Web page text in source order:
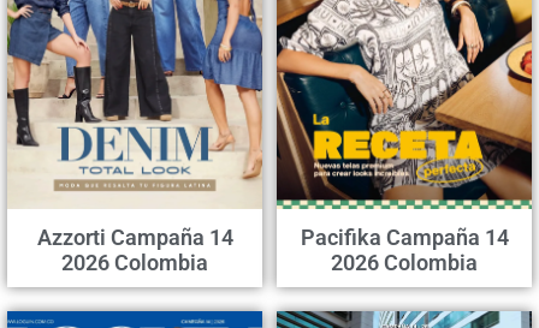
Azzorti Campaña 14
2026 Colombia
Pacifika Campaña 14
2026 Colombia